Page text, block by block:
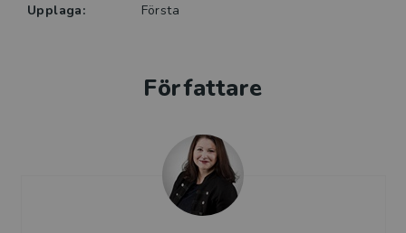
Upplaga:
Första
Författare